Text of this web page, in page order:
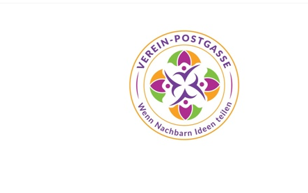
Anmelden Registrieren
Jetzt starten